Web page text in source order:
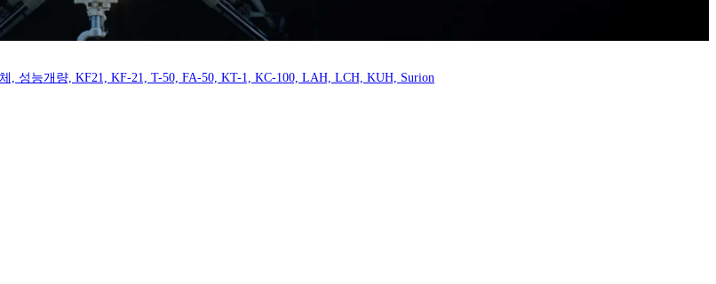
성능개량, KF21, KF-21, T-50, FA-50, KT-1, KC-100, LAH, LCH, KUH, Surion